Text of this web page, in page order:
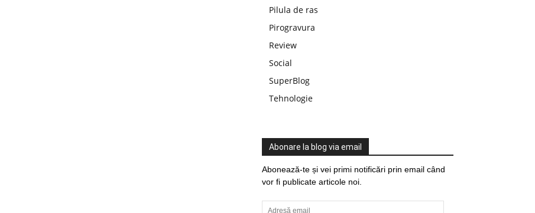
Pilula de ras
Pirogravura
Review
Social
SuperBlog
Tehnologie
Abonare la blog via email
Abonează-te și vei primi notificări prin email când
vor fi publicate articole noi.
Adresă